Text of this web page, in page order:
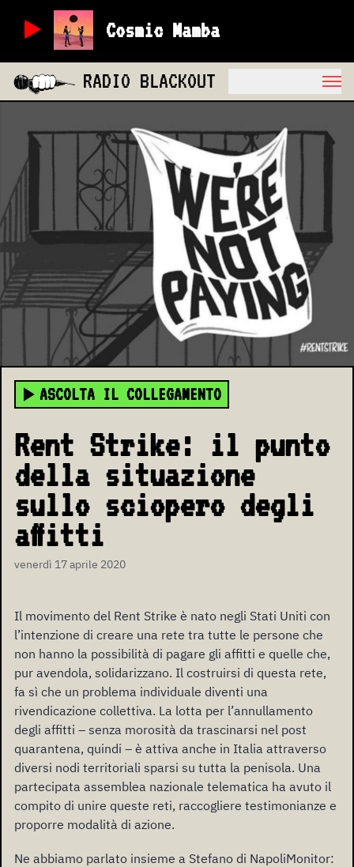
Cosmic Mamba
RADIO BLACKOUT
ASCOLTA IL COLLEGAMENTO
Rent Strike: il punto
della situazione
sullo sciopero degli
affitti
venerdì 17 aprile 2020
Il movimento del Rent Strike è nato negli Stati Uniti con
l’intenzione di creare una rete tra tutte le persone che
non hanno la possibilità di pagare gli affitti e quelle che,
pur avendola, solidarizzano. Il costruirsi di questa rete,
fa sì che un problema individuale diventi una
rivendicazione collettiva. La lotta per l’annullamento
degli affitti – senza morosità da trascinarsi nel post
quarantena, quindi – è attiva anche in Italia attraverso
diversi nodi territoriali sparsi su tutta la penisola. Una
partecipata assemblea nazionale telematica ha avuto il
compito di unire queste reti, raccogliere testimonianze e
proporre modalità di azione.
Ne abbiamo parlato insieme a Stefano di NapoliMonitor: